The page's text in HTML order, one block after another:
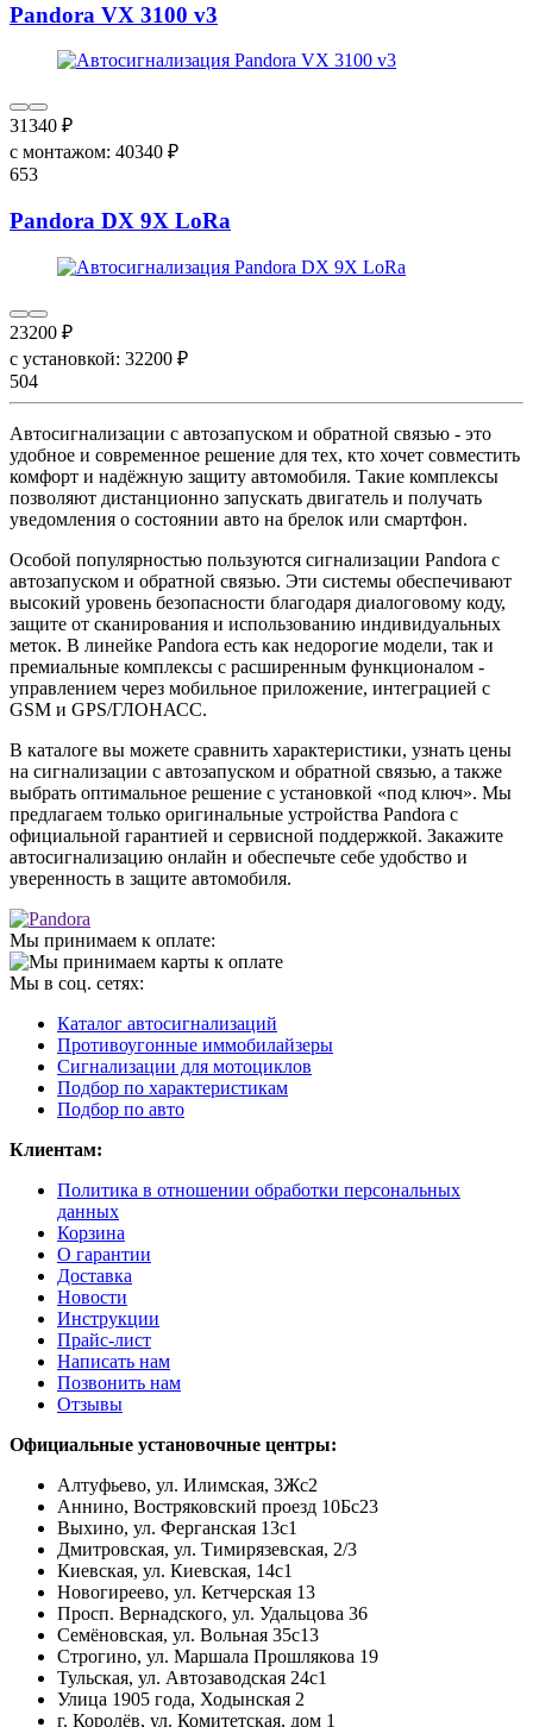
Pandora VX 3100 v3
31340 ₽
с монтажом: 40340 ₽
653
Pandora DX 9X LoRa
23200 ₽
с установкой: 32200 ₽
504
Автосигнализации с автозапуском и обратной связью - это
удобное и современное решение для тех, кто хочет совместить
комфорт и надёжную защиту автомобиля. Такие комплексы
позволяют дистанционно запускать двигатель и получать
уведомления о состоянии авто на брелок или смартфон.
Особой популярностью пользуются сигнализации Pandora с
автозапуском и обратной связью. Эти системы обеспечивают
высокий уровень безопасности благодаря диалоговому коду,
защите от сканирования и использованию индивидуальных
меток. В линейке Pandora есть как недорогие модели, так и
премиальные комплексы с расширенным функционалом -
управлением через мобильное приложение, интеграцией с
GSM и GPS/ГЛОНАСС.
В каталоге вы можете сравнить характеристики, узнать цены
на сигнализации с автозапуском и обратной связью, а также
выбрать оптимальное решение с установкой «под ключ». Мы
предлагаем только оригинальные устройства Pandora с
официальной гарантией и сервисной поддержкой. Закажите
автосигнализацию онлайн и обеспечьте себе удобство и
уверенность в защите автомобиля.
Мы принимаем к оплате:
Мы в соц. сетях:
Каталог автосигнализаций
Противоугонные иммобилайзеры
Сигнализации для мотоциклов
Подбор по характеристикам
Подбор по авто
Клиентам:
Политика в отношении обработки персональных
данных
Корзина
О гарантии
Доставка
Новости
Инструкции
Прайс-лист
Написать нам
Позвонить нам
Отзывы
Официальные установочные центры:
Алтуфьево, ул. Илимская, 3Жс2
Аннино, Востряковский проезд 10Бс23
Выхино, ул. Ферганская 13с1
Дмитровская, ул. Тимирязевская, 2/3
Киевская, ул. Киевская, 14с1
Новогиреево, ул. Кетчерская 13
Просп. Вернадского, ул. Удальцова 36
Семёновская, ул. Вольная 35с13
Строгино, ул. Маршала Прошлякова 19
Тульская, ул. Автозаводская 24с1
Улица 1905 года, Ходынская 2
г. Королёв, ул. Комитетская, дом 1